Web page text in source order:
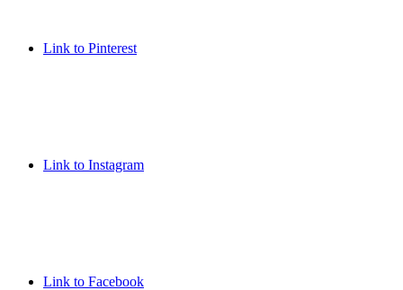
Link to Pinterest
Link to Instagram
Link to Facebook